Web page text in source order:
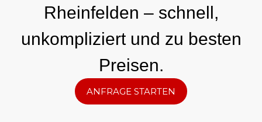
Rheinfelden – schnell,
unkompliziert und zu besten
Preisen.
ANFRAGE STARTEN